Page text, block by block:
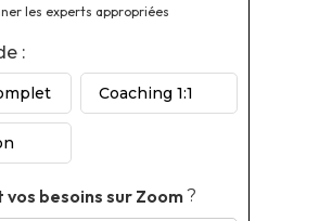
les experts appropriées
:
Coaching 1:1
vos besoins sur Zoom?